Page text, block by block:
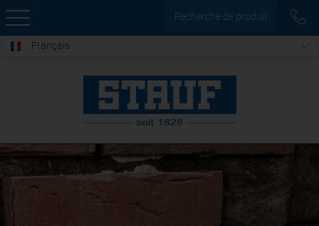
Recherche de produit
Français